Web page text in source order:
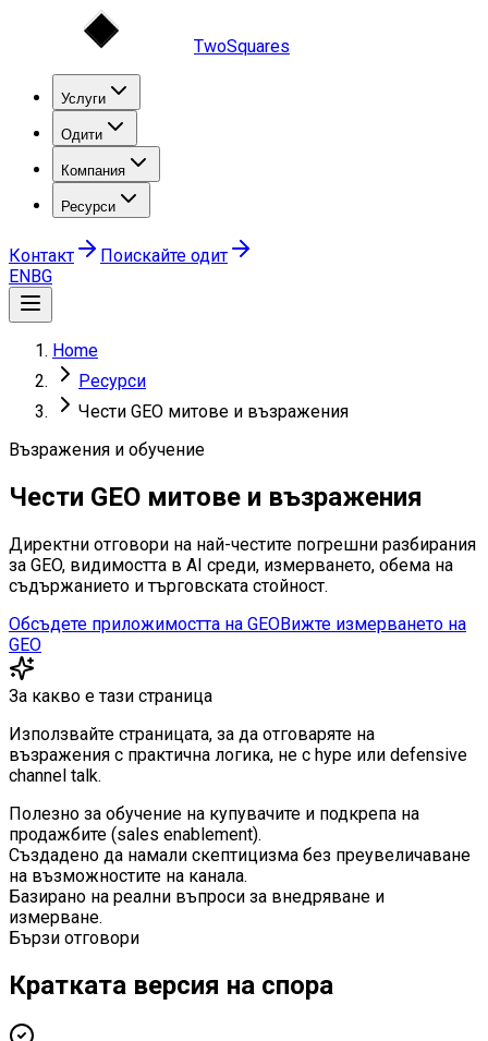
TwoSquares
Услуги
Одити
Компания
Ресурси
Контакт
Поискайте одит
ENBG
Home
Ресурси
Чести GEO митове и възражения
Възражения и обучение
Чести GEO митове и възражения
Директни отговори на най-честите погрешни разбирания
за GEO, видимостта в AI среди, измерването, обема на
съдържанието и търговската стойност.
Обсъдете приложимостта на GEOВижте измерването на
GEO
За какво е тази страница
Използвайте страницата, за да отговаряте на
възражения с практична логика, не с hype или defensive
channel talk.
Полезно за обучение на купувачите и подкрепа на
продажбите (sales enablement).
Създадено да намали скептицизма без преувеличаване
на възможностите на канала.
Базирано на реални въпроси за внедряване и
измерване.
Бързи отговори
Кратката версия на спора